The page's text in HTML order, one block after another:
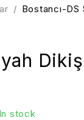
/ Bostancı-DS
In stock